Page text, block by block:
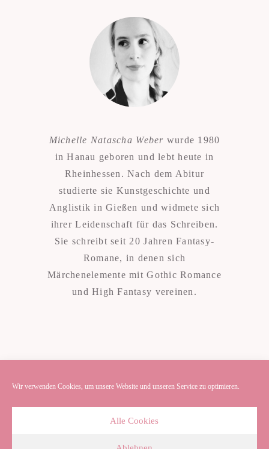
Wir verwenden Cookies, um unsere Website und unseren Service zu optimieren.
Alle Cookies
Michelle Natascha Weber wurde 1980
in Hanau geboren und lebt heute in
Rheinhessen. Nach dem Abitur
studierte sie Kunstgeschichte und
Anglistik in Gießen und widmete sich
ihrer Leidenschaft für das Schreiben.
Sie schreibt seit 20 Jahren Fantasy-
Romane, in denen sich
Märchenelemente mit Gothic Romance
und High Fantasy vereinen.